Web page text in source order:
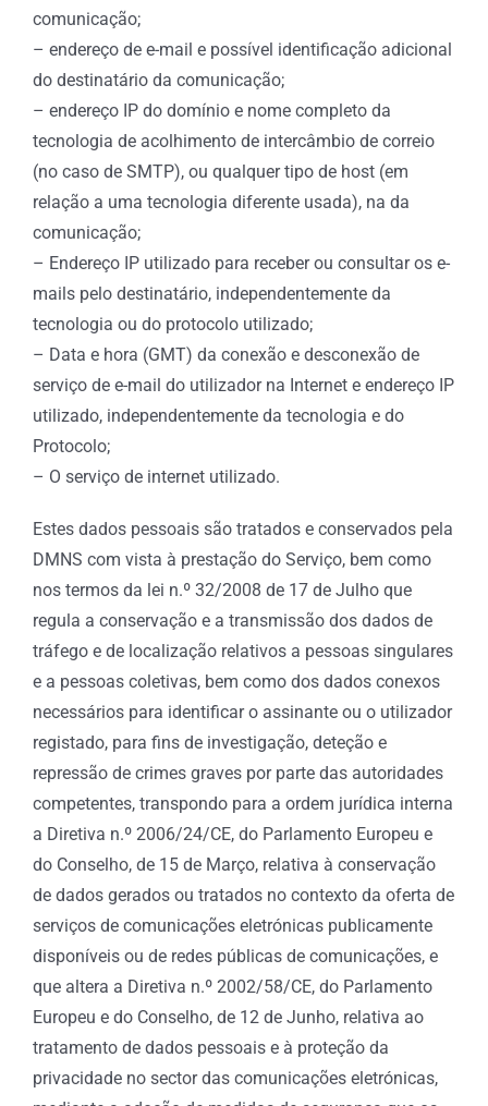
comunicação;
– endereço de e-mail e possível identificação adicional
do destinatário da comunicação;
– endereço IP do domínio e nome completo da
tecnologia de acolhimento de intercâmbio de correio
(no caso de SMTP), ou qualquer tipo de host (em
relação a uma tecnologia diferente usada), na da
comunicação;
– Endereço IP utilizado para receber ou consultar os e-
mails pelo destinatário, independentemente da
tecnologia ou do protocolo utilizado;
– Data e hora (GMT) da conexão e desconexão de
serviço de e-mail do utilizador na Internet e endereço IP
utilizado, independentemente da tecnologia e do
Protocolo;
– O serviço de internet utilizado.
Estes dados pessoais são tratados e conservados pela
DMNS com vista à prestação do Serviço, bem como
nos termos da lei n.º 32/2008 de 17 de Julho que
regula a conservação e a transmissão dos dados de
tráfego e de localização relativos a pessoas singulares
e a pessoas coletivas, bem como dos dados conexos
necessários para identificar o assinante ou o utilizador
registado, para fins de investigação, deteção e
repressão de crimes graves por parte das autoridades
competentes, transpondo para a ordem jurídica interna
a Diretiva n.º 2006/24/CE, do Parlamento Europeu e
do Conselho, de 15 de Março, relativa à conservação
de dados gerados ou tratados no contexto da oferta de
serviços de comunicações eletrónicas publicamente
disponíveis ou de redes públicas de comunicações, e
que altera a Diretiva n.º 2002/58/CE, do Parlamento
Europeu e do Conselho, de 12 de Junho, relativa ao
tratamento de dados pessoais e à proteção da
privacidade no sector das comunicações eletrónicas,